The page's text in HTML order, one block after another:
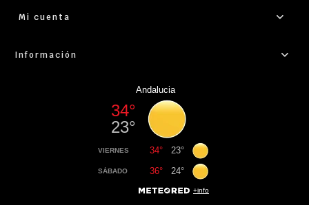
Mi cuenta
Información